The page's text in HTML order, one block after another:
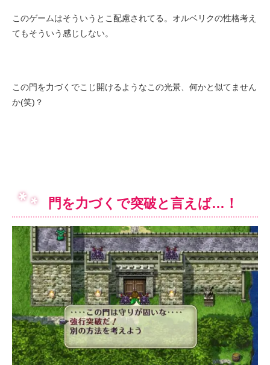
このゲームはそういうとこ配慮されてる。オルベリクの性格考え
てもそういう感じしない。
この門を力づくでこじ開けるようなこの光景、何かと似てません
か(笑)？
門を力づくで突破と言えば…！